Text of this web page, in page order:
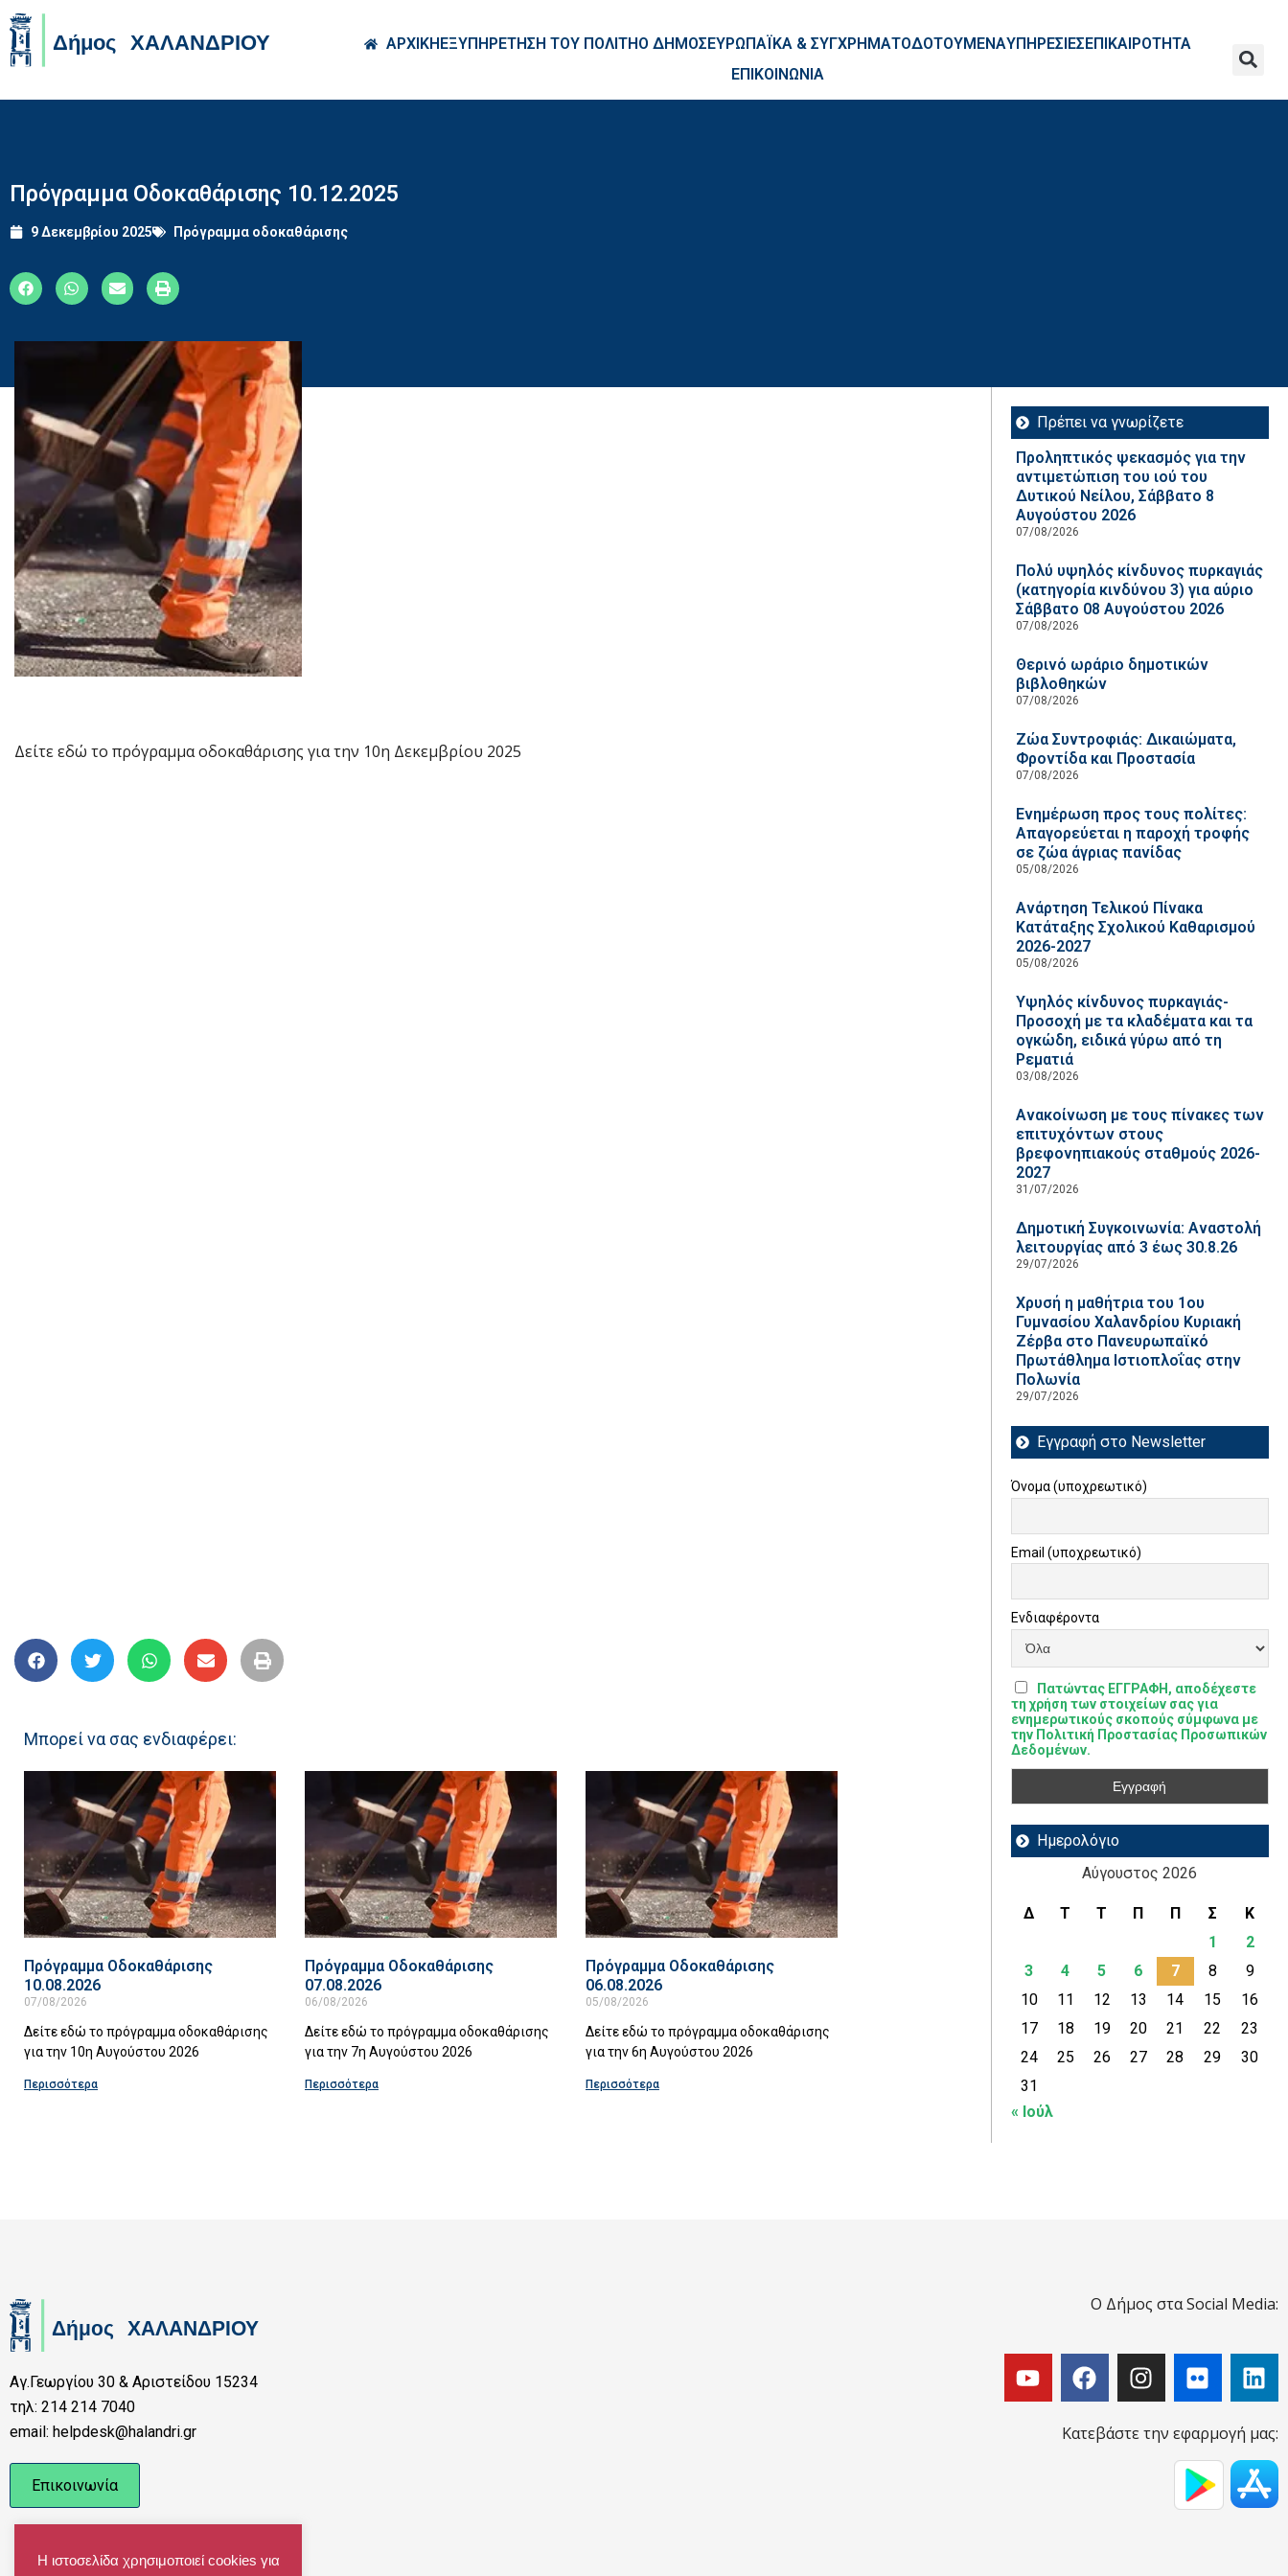
ΑΡΧΙΚΗΕΞΥΠΗΡΕΤΗΣΗ ΤΟΥ ΠΟΛΙΤΗΟ ΔΗΜΟΣΕΥΡΩΠΑΪΚΑ & ΣΥΓΧΡΗΜΑΤΟΔΟΤΟΥΜΕΝΑΥΠΗΡΕΣΙΕΣΕΠΙΚΑΙΡΟΤΗΤΑ
ΕΠΙΚΟΙΝΩΝΙΑ
Πρόγραμμα Οδοκαθάρισης 10.12.2025
9 Δεκεμβρίου 2025 Πρόγραμμα οδοκαθάρισης
Δείτε εδώ το πρόγραμμα οδοκαθάρισης για την 10η Δεκεμβρίου 2025
Μπορεί να σας ενδιαφέρει:
Πρόγραμμα Οδοκαθάρισης
10.08.2026
07/08/2026
Δείτε εδώ το πρόγραμμα οδοκαθάρισης
για την 10η Αυγούστου 2026
Περισσότερα
Πρόγραμμα Οδοκαθάρισης
07.08.2026
06/08/2026
Δείτε εδώ το πρόγραμμα οδοκαθάρισης
για την 7η Αυγούστου 2026
Περισσότερα
Πρόγραμμα Οδοκαθάρισης
06.08.2026
05/08/2026
Δείτε εδώ το πρόγραμμα οδοκαθάρισης
για την 6η Αυγούστου 2026
Περισσότερα
Πρέπει να γνωρίζετε
Προληπτικός ψεκασμός για την
αντιμετώπιση του ιού του
Δυτικού Νείλου, Σάββατο 8
Αυγούστου 2026
07/08/2026
Πολύ υψηλός κίνδυνος πυρκαγιάς
(κατηγορία κινδύνου 3) για αύριο
Σάββατο 08 Αυγούστου 2026
07/08/2026
Θερινό ωράριο δημοτικών
βιβλοθηκών
07/08/2026
Ζώα Συντροφιάς: Δικαιώματα,
Φροντίδα και Προστασία
07/08/2026
Ενημέρωση προς τους πολίτες:
Απαγορεύεται η παροχή τροφής
σε ζώα άγριας πανίδας
05/08/2026
Ανάρτηση Τελικού Πίνακα
Κατάταξης Σχολικού Καθαρισμού
2026-2027
05/08/2026
Υψηλός κίνδυνος πυρκαγιάς-
Προσοχή με τα κλαδέματα και τα
ογκώδη, ειδικά γύρω από τη
Ρεματιά
03/08/2026
Ανακοίνωση με τους πίνακες των
επιτυχόντων στους
βρεφονηπιακούς σταθμούς 2026-
2027
31/07/2026
Δημοτική Συγκοινωνία: Αναστολή
λειτουργίας από 3 έως 30.8.26
29/07/2026
Χρυσή η μαθήτρια του 1ου
Γυμνασίου Χαλανδρίου Κυριακή
Ζέρβα στο Πανευρωπαϊκό
Πρωτάθλημα Ιστιοπλοΐας στην
Πολωνία
29/07/2026
Εγγραφή στο Newsletter
Όνομα (υποχρεωτικό)
Email (υποχρεωτικό)
Ενδιαφέροντα
Πατώντας ΕΓΓΡΑΦΗ, αποδέχεστε
τη χρήση των στοιχείων σας για
ενημερωτικούς σκοπούς σύμφωνα με
την Πολιτική Προστασίας Προσωπικών
Δεδομένων.
Ημερολόγιο
Αύγουστος 2026
Δ Τ Τ Π Π Σ
Κ
1
2
3
4 5 6 7 8
9
10
11 12 13 14 15
16
17
18 19 20 21 22
23
24
25 26 27 28 29
30
31
« Ιούλ
Αγ.Γεωργίου 30 & Αριστείδου 15234
τηλ: 214 214 7040
email: helpdesk@halandri.gr
Επικοινωνία
Ο Δήμος στα Social Media:
Κατεβάστε την εφαρμογή μας:
Η ιστοσελίδα χρησιμοποιεί cookies για